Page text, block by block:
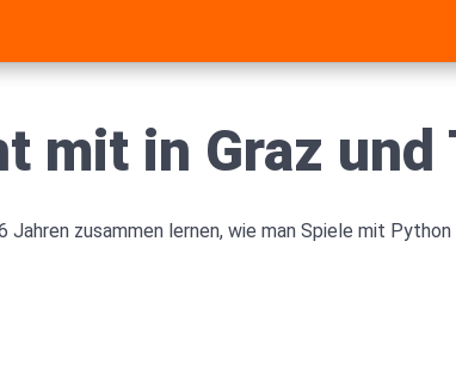
mit in Graz und
Jahren zusammen lernen, wie man Spiele mit Python